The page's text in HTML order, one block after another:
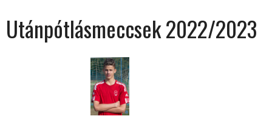
Utánpótlásmeccsek 2022/2023